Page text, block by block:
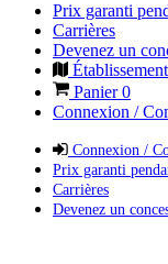
Prix garanti
Carrières
Devenez un
Panier0
Connexion /
Connexion /
Prix garanti
Carrières
Devenez un